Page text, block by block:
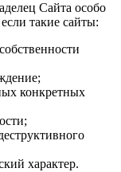
Сайта особо
такие сайты:
конкретных
характер.